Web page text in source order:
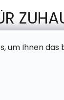
um Ihnen das